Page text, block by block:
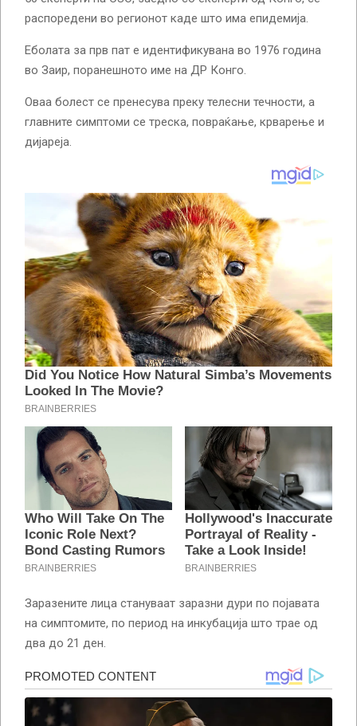
распоредени во регионот каде што има епидемија.
Еболата за прв пат е идентификувана во 1976 година
во Заир, поранешното име на ДР Конго.
Оваа болест се пренесува преку телесни течности, а
главните симптоми се треска, повраќање, крварење и
дијареја.
Заразените лица стануваат заразни дури по појавата
на симптомите, по период на инкубација што трае од
два до 21 ден.